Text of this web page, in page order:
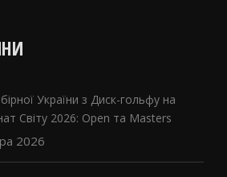
України з Диск-гольфу на
Світу 2026: Open та Masters
2026